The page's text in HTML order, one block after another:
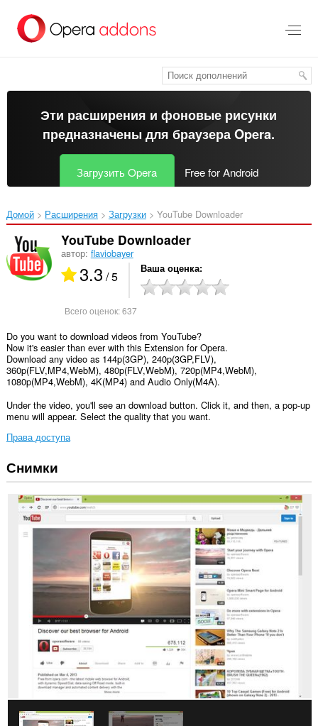
перейти
Эти расширения и фоновые рисунки
предназначены длябраузера Opera.
Загрузить Opera Free for Android
Домой Расширения Загрузки YouTube Downloader‎
YouTube Downloader
автор: flaviobayer
3.3 / 5 Ваша оценка
Всего оценок:637
Do you want to download videos from YouTube?
Now it's easier than ever with this Extension for Opera.
Download any video as 144p(3GP), 240p(3GP,FLV),
360p(FLV,MP4,WebM), 480p(FLV,WebM), 720p(MP4,WebM),
1080p(MP4,WebM), 4K(MP4) and Audio Only(M4A).
Under the video, you'll see an download button. Click it, and then, a pop-up
menu will appear. Select the quality that you want.
Права доступа
У
этого
есть
доступ
вашим
некоторых
сайтах.
Снимки